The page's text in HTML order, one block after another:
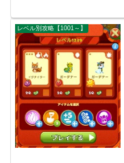
レベル別攻略【1001～】